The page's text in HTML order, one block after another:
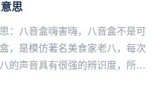
思
：八音盒嗨害嗨，八音盒不是可
，是模仿著名美食家老八，每次
的声音具有很强的辨识度，所以